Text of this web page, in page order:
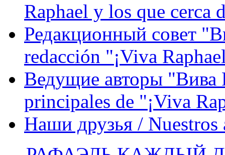
Raphael y los que cerca
Редакционный совет
redacción "¡Viva
Ведущие авторы "Вива
principales de "¡Viva
Наши друзья / Nuestros